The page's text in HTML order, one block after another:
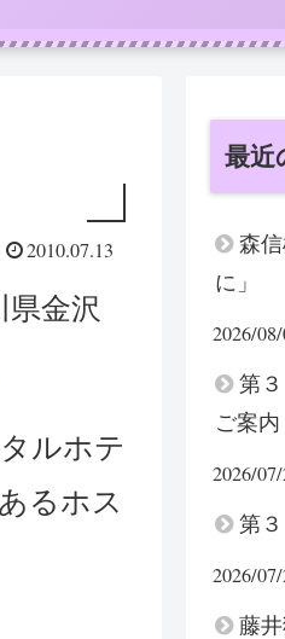
2010.07.13
金沢
ルホテ
るホス
最近
森
に」
2026/
第
ご案内
2026/
第
2026/
藤